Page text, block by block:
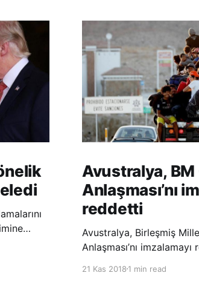
Avustralya, BM
Anlaşması’nı
reddetti
Avustralya, Birleşmiş
Anlaşması’nı
konferansta BM üyesi
21 Kas 20181 min read